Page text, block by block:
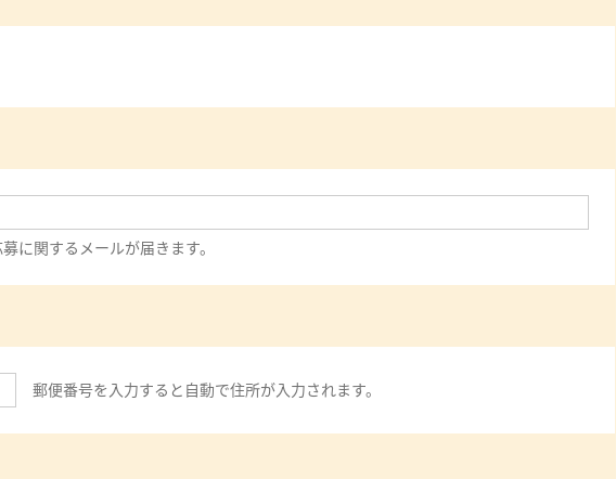
に関するメールが届きます。
郵便番号を入力すると自動で住所が入力されます。